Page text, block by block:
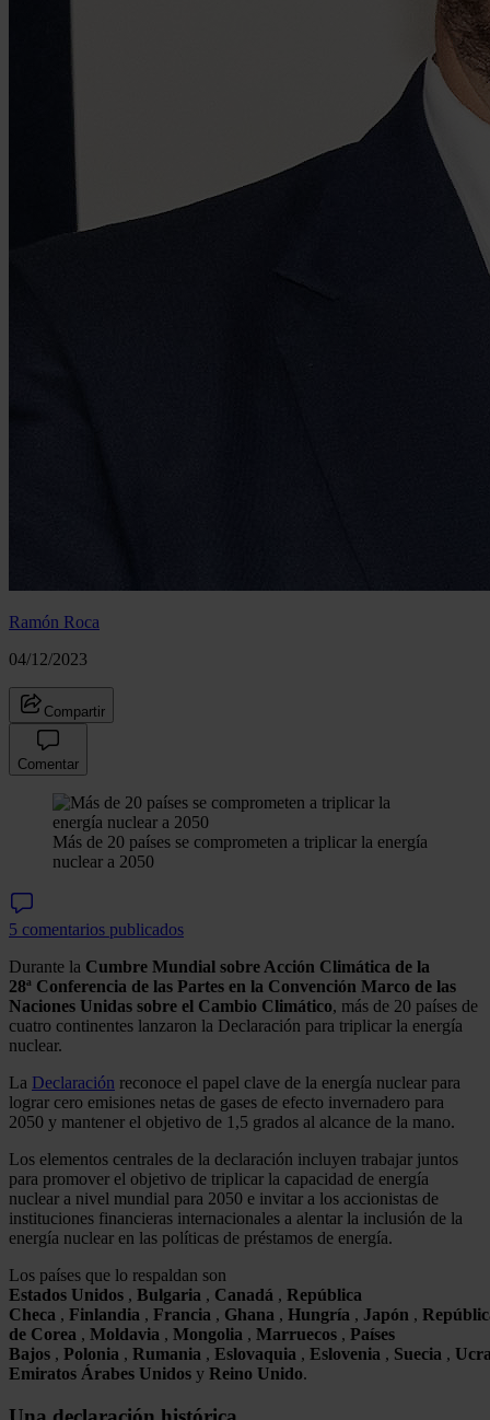
Ramón Roca
04/12/2023
Compartir
Comentar
Más de 20 países se comprometen a triplicar la energía
nuclear a 2050
5 comentarios publicados
Durante la Cumbre Mundial sobre Acción Climática de la
28ª Conferencia de las Partes en la Convención Marco de las
Naciones Unidas sobre el Cambio Climático, más de 20 países de
cuatro continentes lanzaron la Declaración para triplicar la energía
nuclear.
La Declaración reconoce el papel clave de la energía nuclear para
lograr cero emisiones netas de gases de efecto invernadero para
2050 y mantener el objetivo de 1,5 grados al alcance de la mano.
Los elementos centrales de la declaración incluyen trabajar juntos
para promover el objetivo de triplicar la capacidad de energía
nuclear a nivel mundial para 2050 e invitar a los accionistas de
instituciones financieras internacionales a alentar la inclusión de la
energía nuclear en las políticas de préstamos de energía.
Los países que lo respaldan son
Estados Unidos , Bulgaria , Canadá , República
Checa , Finlandia , Francia , Ghana , Hungría , Japón ,
de Corea , Moldavia , Mongolia , Marruecos , Países
Bajos , Polonia , Rumania , Eslovaquia , Eslovenia , Suecia ,
Emiratos Árabes Unidos y Reino Unido.